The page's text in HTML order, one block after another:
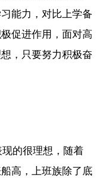
能力，对比上学备
促进作用，面对高
，只要努力积极奋
的很理想，随着
高，上班族除了底